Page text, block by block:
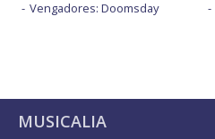
Vengadores: Doomsday
MUSICALIA